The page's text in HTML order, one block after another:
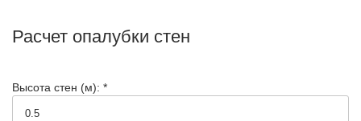
Расчет опалубки стен
Высота стен (м): *